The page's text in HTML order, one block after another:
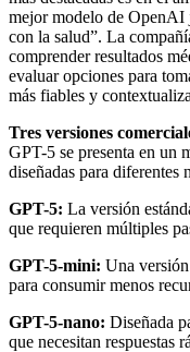
mejor modelo de OpenAI
con la salud”. La
comprender resultados
evaluar opciones para
más fiables y
Tres versiones
GPT-5 se presenta en un
diseñadas para diferentes
GPT-5: La versión
que requieren múltiples
GPT-5-mini: Una
para consumir menos
GPT-5-nano: Diseñada
que necesitan respuestas